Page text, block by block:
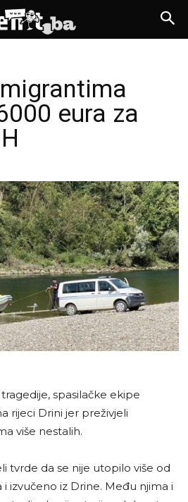
eura za
spasilačke ekipe
rijeci Drini jer preživjeli
više nestalih.
tvrde da se nije utopilo više od
i izvučeno iz Drine. Među njima i